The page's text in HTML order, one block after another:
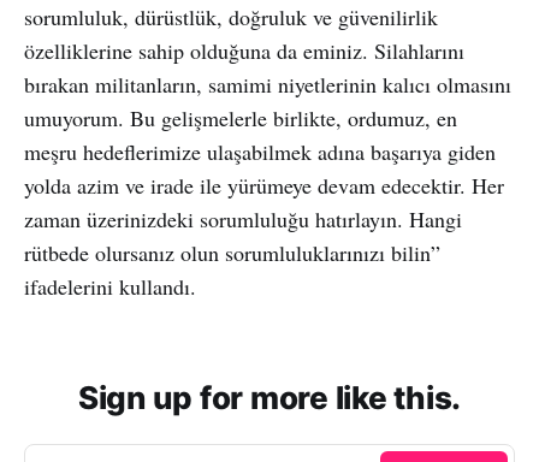
sorumluluk, dürüstlük, doğruluk ve güvenilirlik
özelliklerine sahip olduğuna da eminiz. Silahlarını
bırakan militanların, samimi niyetlerinin kalıcı olmasını
umuyorum. Bu gelişmelerle birlikte, ordumuz, en
meşru hedeflerimize ulaşabilmek adına başarıya giden
yolda azim ve irade ile yürümeye devam edecektir. Her
zaman üzerinizdeki sorumluluğu hatırlayın. Hangi
rütbede olursanız olun sorumluluklarınızı bilin”
ifadelerini kullandı.
Sign up for more like this.